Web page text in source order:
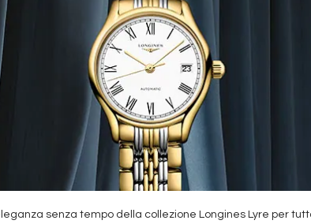
senza tempo della collezione Longines Lyre per